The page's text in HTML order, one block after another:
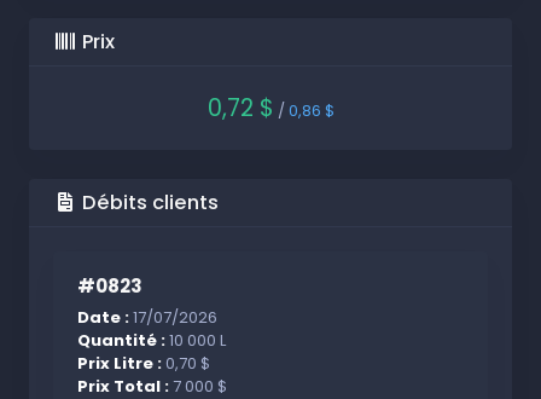
Prix
0,72 $ /0,86 $
Débits clients
#0823
Date :17/07/2026
Quantité :10 000 L
Prix Litre : 0,70 $
Prix Total : 7 000 $